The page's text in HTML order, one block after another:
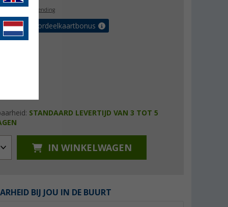
gratis verzending
tot 5% voordeelkaartbonus
STANDAARD LEVERTIJD VAN 3 TOT 5
IN WINKELWAGEN
BIJ JOU IN DE BUURT